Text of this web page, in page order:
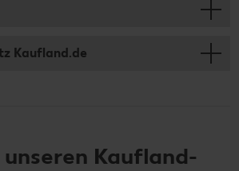
Kaufland.de
Kaufland-